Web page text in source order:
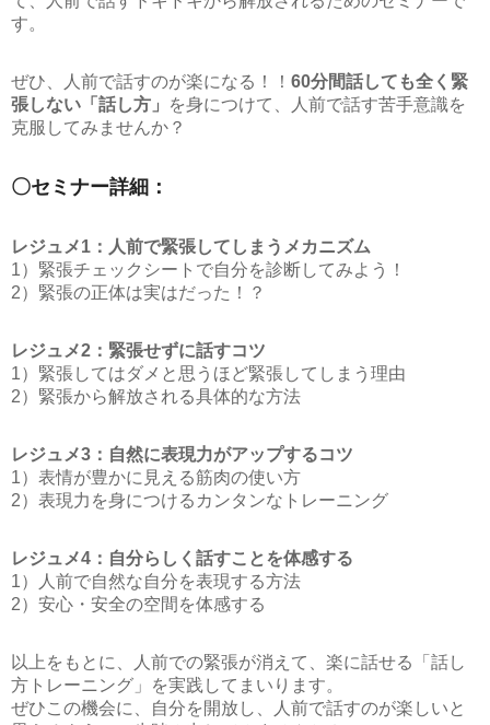
す。
ぜひ、人前で話すのが楽になる！！ 60分間話しても全く緊
張しない「話し方」
を身につけて、人前で話す苦手意識を
克服してみませんか？
〇セミナー詳細：
レジュメ1：人前で緊張してしまうメカニズム
1）緊張チェックシートで自分を診断してみよう！
2）緊張の正体は実はだった！？
レジュメ2：緊張せずに話すコツ
1）緊張してはダメと思うほど緊張してしまう理由
2）緊張から解放される具体的な方法
レジュメ3：自然に表現力がアップするコツ
1）表情が豊かに見える筋肉の使い方
2）表現力を身につけるカンタンなトレーニング
レジュメ4：自分らしく話すことを体感する
1）人前で自然な自分を表現する方法
2）安心・安全の空間を体感する
以上をもとに、人前での緊張が消えて、楽に話せる「話し
方トレーニング」を実践してまいります。
ぜひこの機会に、自分を開放し、人前で話すのが楽しいと